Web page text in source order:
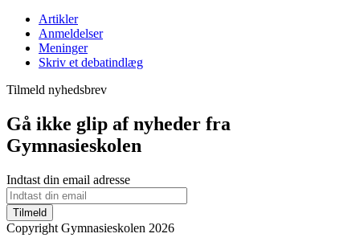
Artikler
Anmeldelser
Meninger
Skriv et debatindlæg
Tilmeld nyhedsbrev
Gå ikke glip af nyheder fra
Gymnasieskolen
Indtast din email adresse
Tilmeld
Copyright Gymnasieskolen 2026